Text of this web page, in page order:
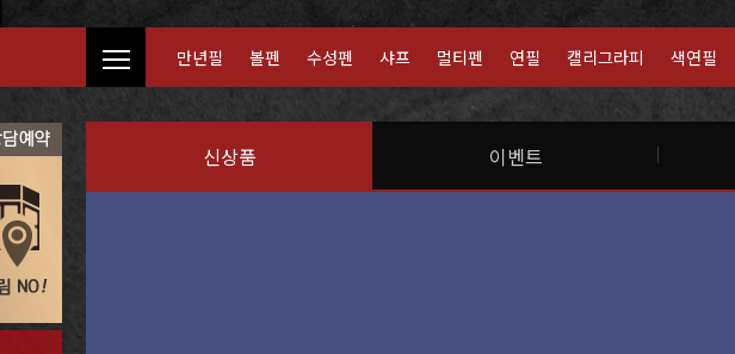
만년필 볼펜 수성펜 샤프 멀티펜 연필 캘리그라피 색연필
신상품 이벤트